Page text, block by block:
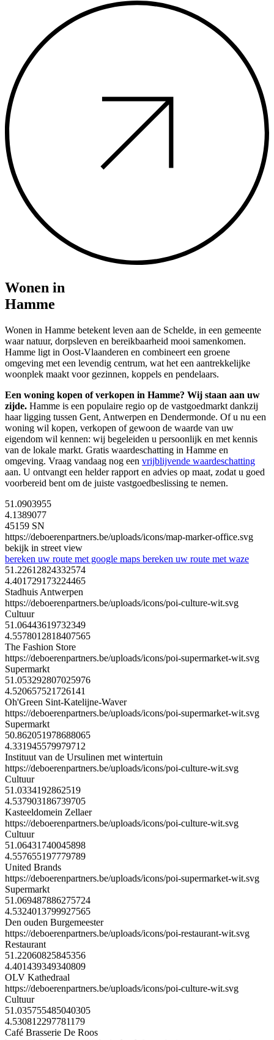
Wonen in
Hamme
Wonen in Hamme betekent leven aan de Schelde, in een gemeente
waar natuur, dorpsleven en bereikbaarheid mooi samenkomen.
Hamme ligt in Oost-Vlaanderen en combineert een groene
omgeving met een levendig centrum, wat het een aantrekkelijke
woonplek maakt voor gezinnen, koppels en pendelaars.
Een woning kopen of verkopen in Hamme? Wij staan aan uw
zijde. Hamme is een populaire regio op de vastgoedmarkt dankzij
haar ligging tussen Gent, Antwerpen en Dendermonde. Of u nu een
woning wil kopen, verkopen of gewoon de waarde van uw
eigendom wil kennen: wij begeleiden u persoonlijk en met kennis
van de lokale markt. Gratis waardeschatting in Hamme en
omgeving. Vraag vandaag nog een vrijblijvende waardeschatting
aan. U ontvangt een helder rapport en advies op maat, zodat u goed
voorbereid bent om de juiste vastgoedbeslissing te nemen.
51.0903955
4.1389077
45159 SN
https://deboerenpartners.be/uploads/icons/map-marker-office.svg
bekijk in street view
bereken uw route met google maps bereken uw route met waze
51.22612824332574
4.401729173224465
Stadhuis Antwerpen
https://deboerenpartners.be/uploads/icons/poi-culture-wit.svg
Cultuur
51.06443619732349
4.5578012818407565
The Fashion Store
https://deboerenpartners.be/uploads/icons/poi-supermarket-wit.svg
Supermarkt
51.053292807025976
4.520657521726141
Oh'Green Sint-Katelijne-Waver
https://deboerenpartners.be/uploads/icons/poi-supermarket-wit.svg
Supermarkt
50.862051978688065
4.331945579979712
Instituut van de Ursulinen met wintertuin
https://deboerenpartners.be/uploads/icons/poi-culture-wit.svg
Cultuur
51.0334192862519
4.537903186739705
Kasteeldomein Zellaer
https://deboerenpartners.be/uploads/icons/poi-culture-wit.svg
Cultuur
51.06431740045898
4.557655197779789
United Brands
https://deboerenpartners.be/uploads/icons/poi-supermarket-wit.svg
Supermarkt
51.069487886275724
4.5324013799927565
Den ouden Burgemeester
https://deboerenpartners.be/uploads/icons/poi-restaurant-wit.svg
Restaurant
51.22060825845356
4.401439349340809
OLV Kathedraal
https://deboerenpartners.be/uploads/icons/poi-culture-wit.svg
Cultuur
51.035755485040305
4.530812297781179
Café Brasserie De Roos